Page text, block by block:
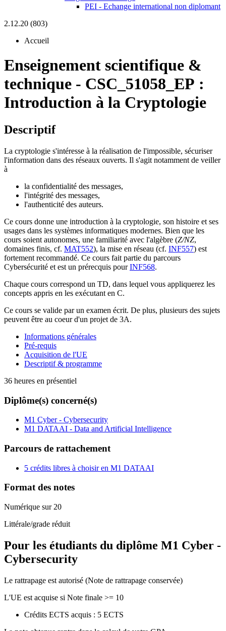
PEI - Echange international non diplomant
2.12.20 (803)
Accueil
Enseignement scientifique &
technique - CSC_51058_EP :
Introduction à la Cryptologie
Descriptif
La cryptologie s'intéresse à la réalisation de l'impossible, sécuriser
l'information dans des réseaux ouverts. Il s'agit notamment de veiller
à
la confidentialité des messages,
l'intégrité des messages,
l'authenticité des auteurs.
Ce cours donne une introduction à la cryptologie, son histoire et ses
usages dans les systèmes informatiques modernes. Bien que les
cours soient autonomes, une familiarité avec l'algèbre (Z/NZ,
domaines finis, cf. MAT552), la mise en réseau (cf. INF557) est
fortement recommandé. Ce cours fait partie du parcours
Cybersécurité et est un prérecquis pourINF568.
Chaque cours correspond un TD, dans lequel vous appliquerez les
concepts appris en les exécutant en C.
Ce cours se valide par un examen écrit. De plus, plusieurs des sujets
peuvent être au coeur d'un projet de 3A.
Informations générales
Pré-requis
Acquisition de l'UE
Descriptif & programme
36 heures en présentiel
Diplôme(s) concerné(s)
M1 Cyber - Cybersecurity
M1 DATAAI - Data and Artificial Intelligence
Parcours de rattachement
5 crédits libres à choisir en M1 DATAAI
Format des notes
Numérique sur 20
Littérale/grade réduit
Pour les étudiants du diplôme M1 Cyber -
Cybersecurity
Le rattrapage est autorisé (Note de rattrapage conservée)
L'UE est acquise si Note finale >= 10
Crédits ECTS acquis : 5 ECTS